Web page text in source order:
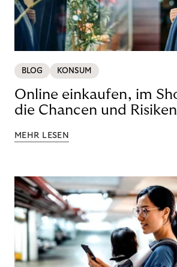
BLOG KONSUM
Online einkaufen, im
die Chancen und
MEHR LESEN